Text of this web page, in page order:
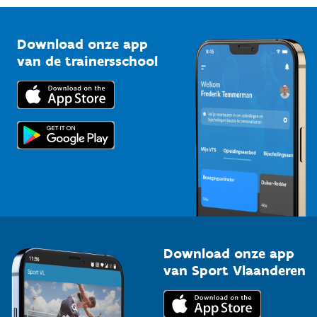
Bedrijven
Trainers en begeleiders
Topsporters
Vlaamse Trainersschool
Kennisplatform
Downloads
Voor de pers
Download onze app
van de trainersschool
Download onze app
van Sport Vlaanderen